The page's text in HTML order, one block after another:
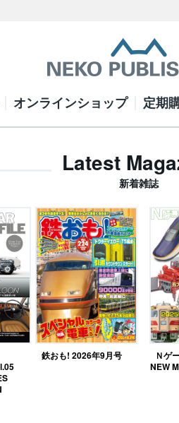
オンラインショップ 定期
Latest
新着雑誌
鉄おも! 2026年9月号
Ｎゲ
NEW